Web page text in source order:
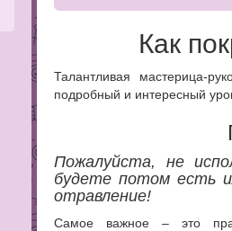
Как
Талантливая мастерица-
подробный и интересный
Пожалуйста, не
будете потом есть
отравление!
Самое важное – это